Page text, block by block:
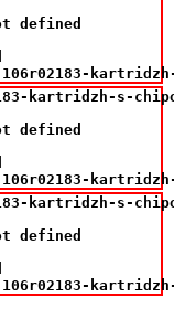
defined
s-
defined
s-
defined